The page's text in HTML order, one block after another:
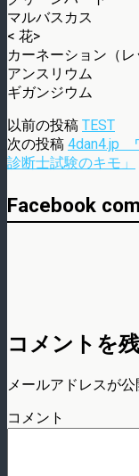
マルバスカス
< 花>
カーネーション（レ
アンスリウム
ギガンジウム
以前の投稿 TEST
次の投稿 4dan4.jp
診断士試験のキモ」
Facebook
コメントを
メールアドレスが
コメント